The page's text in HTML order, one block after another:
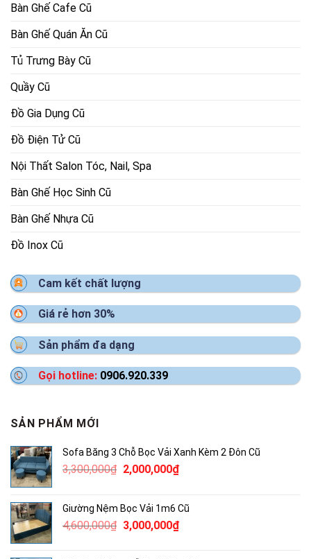
Bàn Ghế Cafe Cũ
Bàn Ghế Quán Ăn Cũ
Tủ Trưng Bày Cũ
Quầy Cũ
Đồ Gia Dụng Cũ
Đồ Điện Tử Cũ
Nội Thất Salon Tóc, Nail, Spa
Bàn Ghế Học Sinh Cũ
Bàn Ghế Nhựa Cũ
Đồ Inox Cũ
Cam kết chất lượng
Giá rẻ hơn 30%
Sản phẩm đa dạng
Gọi hotline: 0906.920.339
SẢN PHẨM MỚI
Sofa Băng 3 Chỗ Bọc Vải Xanh Kèm 2 Đôn Cũ
3,300,000₫ Giá
3,300,000₫.
2,000,000₫Giá
là:
2,000,000₫.
Giường Nệm Bọc Vải 1m6 Cũ
4,600,000₫ Giá
3,000,000₫Giá